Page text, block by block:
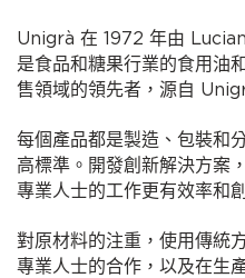
Unigrà 在 1972 年由
是食品和糖果行業的食用油
售領域的領先者，源自
每個產品都是製造、包裝和
高標準。開發創新解決方案
專業人士的工作更有效率和
對原材料的注重，使用傳統
專業人士的合作，以及在生